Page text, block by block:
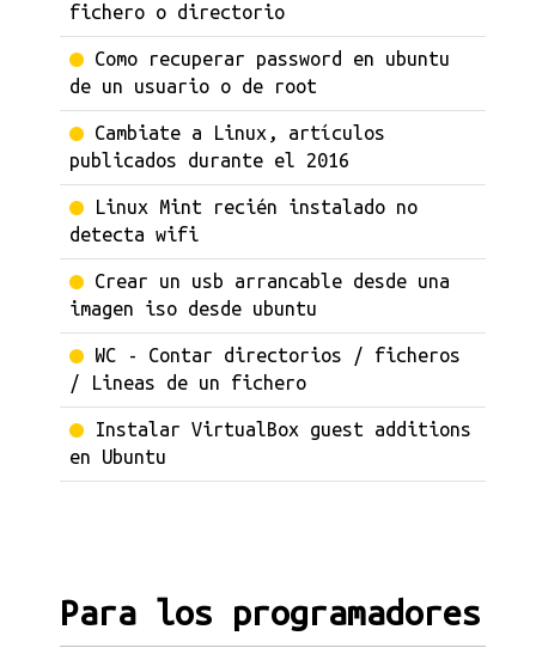
fichero o directorio
Como recuperar password en ubuntu
de un usuario o de root
Cambiate a Linux, artículos
publicados durante el 2016
Linux Mint recién instalado no
detecta wifi
Crear un usb arrancable desde una
imagen iso desde ubuntu
WC - Contar directorios / ficheros
/ Lineas de un fichero
Instalar VirtualBox guest additions
en Ubuntu
Para los programadores